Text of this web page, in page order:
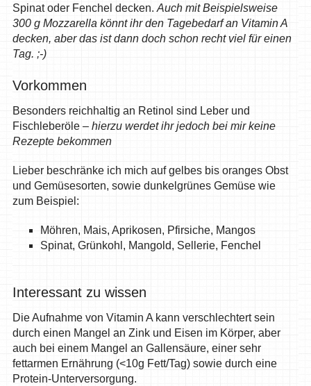
Spinat oder Fenchel decken. Auch mit Beispielsweise
300 g Mozzarella könnt ihr den Tagebedarf an Vitamin A
decken, aber das ist dann doch schon recht viel für einen
Tag. ;-)
Vorkommen
Besonders reichhaltig an Retinol sind Leber und
Fischleberöle – hierzu werdet ihr jedoch bei mir keine
Rezepte bekommen
Lieber beschränke ich mich auf gelbes bis oranges Obst
und Gemüsesorten, sowie dunkelgrünes Gemüse wie
zum Beispiel:
Möhren, Mais, Aprikosen, Pfirsiche, Mangos
Spinat, Grünkohl, Mangold, Sellerie, Fenchel
Interessant zu wissen
Die Aufnahme von Vitamin A kann verschlechtert sein
durch einen Mangel an Zink und Eisen im Körper, aber
auch bei einem Mangel an Gallensäure, einer sehr
fettarmen Ernährung (<10g Fett/Tag) sowie durch eine
Protein-Unterversorgung.